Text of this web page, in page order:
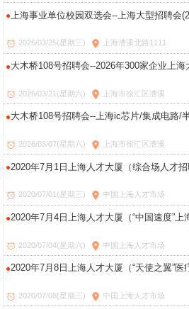
上海事业单位校园双选会--上海大型招聘会
2026/03/25(星期三) 上海漕溪北路1111
大木桥108号招聘会--2026年300家企业上海
2026/03/21(星期六) 上海市徐汇区漕溪
大木桥108号招聘会--上海ic芯片/集成电路/
2026/03/07(星期六) 上海市徐汇区漕溪
2020年7月1日上海人才大厦（综合场人才招
2020/07/01(星期三) 中国上海人才市场
2020年7月4日上海人才大厦（“中国速度”上
2020/07/04(星期六) 中国上海人才市场
2020年7月8日上海人才大厦（“天使之翼”医
2020/07/08(星期三) 中国上海人才市场